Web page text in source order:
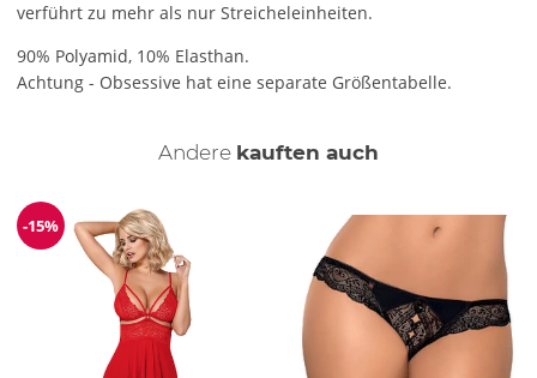
verführt zu mehr als nur Streicheleinheiten.
90% Polyamid, 10% Elasthan.
Achtung - Obsessive hat eine separate Größentabelle.
Andere kauften auch
Reduzierung
-15%